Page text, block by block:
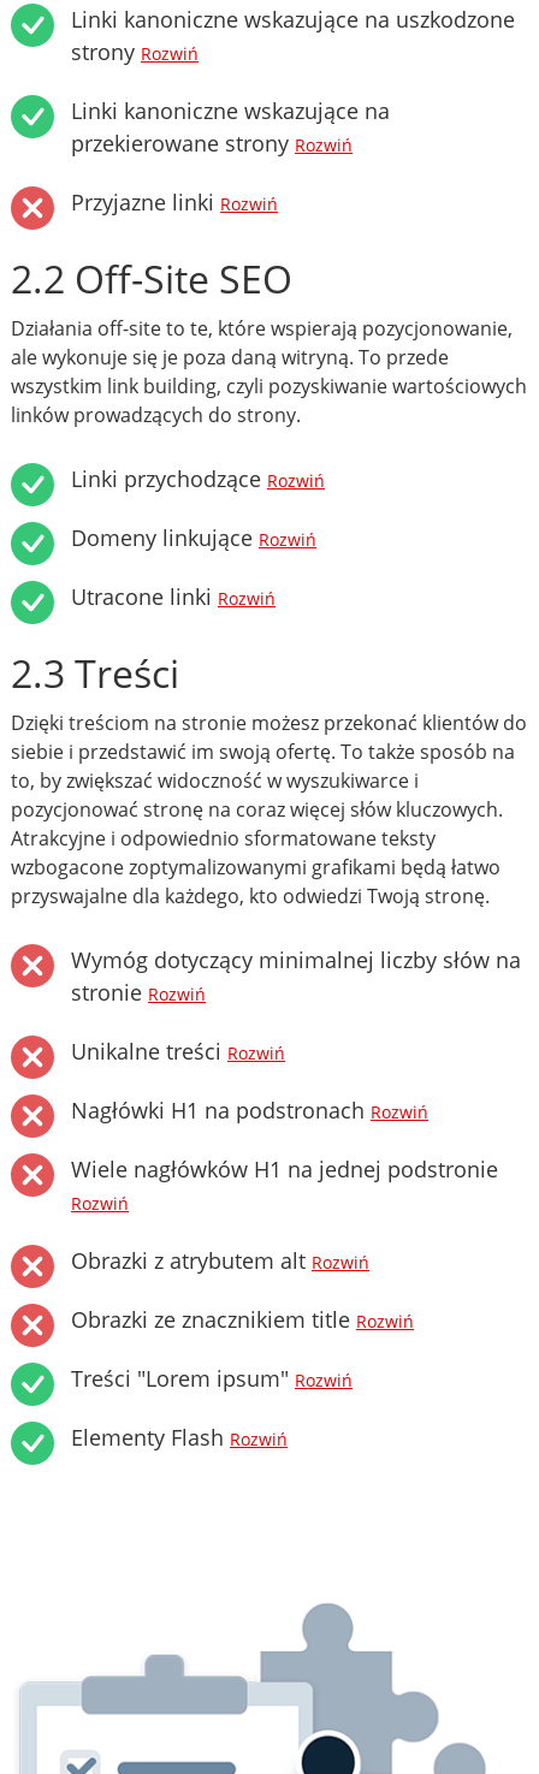
Linki kanoniczne wskazujące na uszkodzone
strony Rozwiń
Linki kanoniczne wskazujące na
przekierowane strony Rozwiń
Przyjazne linki Rozwiń
2.2 Off-Site SEO
Działania off-site to te, które wspierają pozycjonowanie,
ale wykonuje się je poza daną witryną. To przede
wszystkim link building, czyli pozyskiwanie wartościowych
linków prowadzących do strony.
Linki przychodzące Rozwiń
Domeny linkujące Rozwiń
Utracone linki Rozwiń
2.3 Treści
Dzięki treściom na stronie możesz przekonać klientów do
siebie i przedstawić im swoją ofertę. To także sposób na
to, by zwiększać widoczność w wyszukiwarce i
pozycjonować stronę na coraz więcej słów kluczowych.
Atrakcyjne i odpowiednio sformatowane teksty
wzbogacone zoptymalizowanymi grafikami będą łatwo
przyswajalne dla każdego, kto odwiedzi Twoją stronę.
Wymóg dotyczący minimalnej liczby słów na
stronie Rozwiń
Unikalne treści Rozwiń
Nagłówki H1 na podstronach Rozwiń
Wiele nagłówków H1 na jednej podstronie
Rozwiń
Obrazki z atrybutem alt Rozwiń
Obrazki ze znacznikiem title Rozwiń
Treści "Lorem ipsum" Rozwiń
Elementy Flash Rozwiń